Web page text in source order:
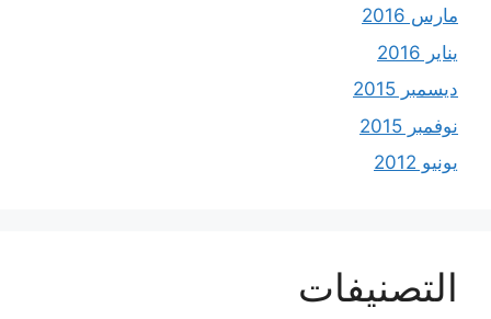
مارس 2016
يناير 2016
ديسمبر 2015
نوفمبر 2015
يونيو 2012
التصنيفات